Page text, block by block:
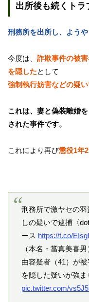
出所後も続くトラ
刑務所を出所し、よう
今度は、 詐欺事件の被
を隠したとして
強制執行妨害などの疑
これは、妻と偽装離婚
された事件です。
これにより再び懲役1年
刑務所で激ヤセの
しの疑いで逮捕〈
ース https://t.co/
（本名・當真美喜
由容疑者（41）が
を隠した疑いが強
pic.twitter.com/